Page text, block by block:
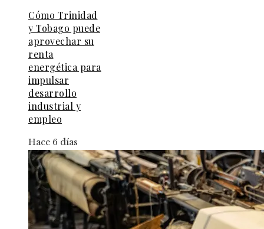
Cómo Trinidad
y Tobago puede
aprovechar su
renta
energética para
impulsar
desarrollo
industrial y
empleo
Hace 6 días